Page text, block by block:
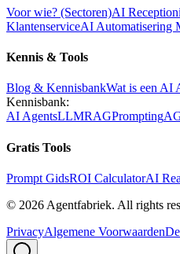
Voor wie? (Sectoren)AI
KlantenserviceAI Automatisering
Kennis & Tools
Blog & KennisbankWat is een AI
Kennisbank:
AI AgentsLLMRAGPrompting
Gratis Tools
Prompt GidsROI CalculatorAI
© 2026 Agentfabriek. All rights
PrivacyAlgemene Voorwaarden